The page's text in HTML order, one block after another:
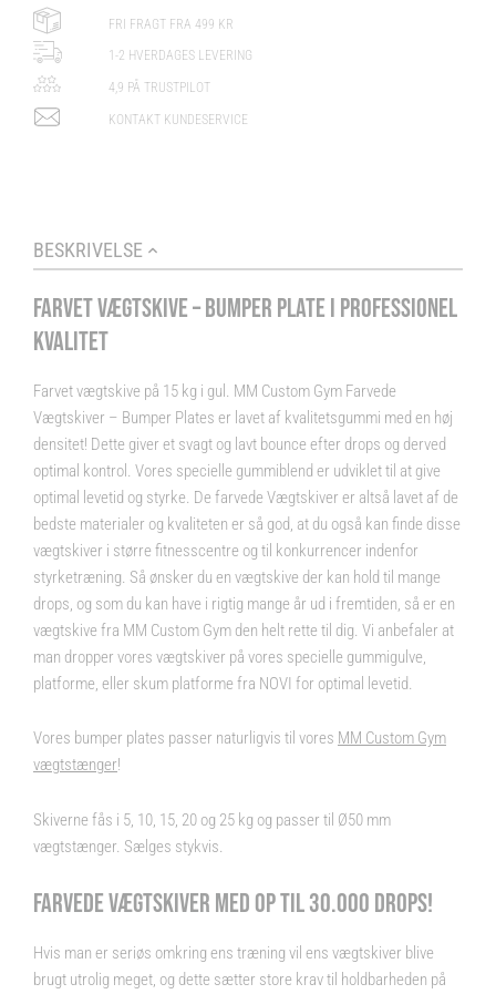
FRI FRAGT FRA 499 KR
1-2 HVERDAGES LEVERING
4,9 PÅ TRUSTPILOT
KONTAKT KUNDESERVICE
BESKRIVELSE
FARVET VÆGTSKIVE – BUMPER PLATE I PROFESSIONEL
KVALITET
Farvet vægtskive på 15 kg i gul. MM Custom Gym Farvede
Vægtskiver – Bumper Plates er lavet af kvalitetsgummi med en høj
densitet! Dette giver et svagt og lavt bounce efter drops og derved
optimal kontrol. Vores specielle gummiblend er udviklet til at give
optimal levetid og styrke. De farvede Vægtskiver er altså lavet af de
bedste materialer og kvaliteten er så god, at du også kan finde disse
vægtskiver i større fitnesscentre og til konkurrencer indenfor
styrketræning. Så ønsker du en vægtskive der kan hold til mange
drops, og som du kan have i rigtig mange år ud i fremtiden, så er en
vægtskive fra MM Custom Gym den helt rette til dig. Vi anbefaler at
man dropper vores vægtskiver på vores specielle gummigulve,
platforme, eller skum platforme fra NOVI for optimal levetid.
Vores bumper plates passer naturligvis til vores MM Custom Gym
vægtstænger!
Skiverne fås i 5, 10, 15, 20 og 25 kg og passer til Ø50 mm
vægtstænger. Sælges stykvis.
FARVEDE VÆGTSKIVER MED OP TIL 30.000 DROPS!
Hvis man er seriøs omkring ens træning vil ens vægtskiver blive
brugt utrolig meget, og dette sætter store krav til holdbarheden på